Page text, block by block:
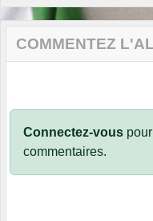
COMMENTEZ
Connectez-vous
commentaires.